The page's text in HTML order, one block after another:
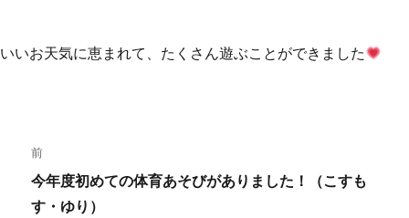
いいお天気に恵まれて、たくさん遊ぶことができました
稿
ナ
前
前
の
今年度初めての体育あそびがありました！（こすも
す・ゆり）